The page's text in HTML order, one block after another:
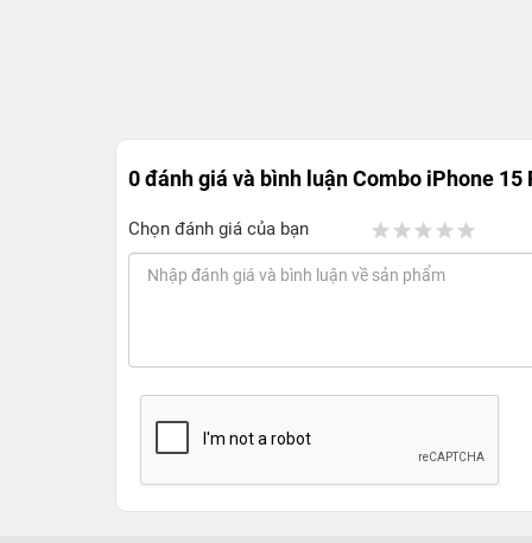
0 đánh giá và bình luậnCombo iPhone 15
Chọn đánh giá của bạn